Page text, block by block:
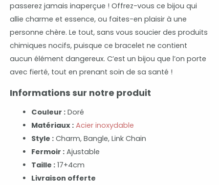
passerez jamais inaperçue ! Offrez-vous ce bijou qui
allie charme et essence, ou faites-en plaisir à une
personne chère. Le tout, sans vous soucier des produits
chimiques nocifs, puisque ce bracelet ne contient
aucun élément dangereux. C’est un bijou que l’on porte
avec fierté, tout en prenant soin de sa santé !
Informations sur notre produit
Couleur :Doré
Matériaux : Acier inoxydable
Style :Charm, Bangle, Link Chain
Fermoir :Ajustable
Taille :17+4cm
Livraison offerte